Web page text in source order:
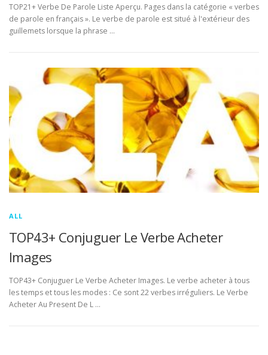
TOP21+ Verbe De Parole Liste Aperçu. Pages dans la catégorie « verbes
de parole en français ». Le verbe de parole est situé à l'extérieur des
guillemets lorsque la phrase …
ALL
TOP43+ Conjuguer Le Verbe Acheter
Images
TOP43+ Conjuguer Le Verbe Acheter Images. Le verbe acheter à tous
les temps et tous les modes : Ce sont 22 verbes irréguliers. Le Verbe
Acheter Au Present De L …